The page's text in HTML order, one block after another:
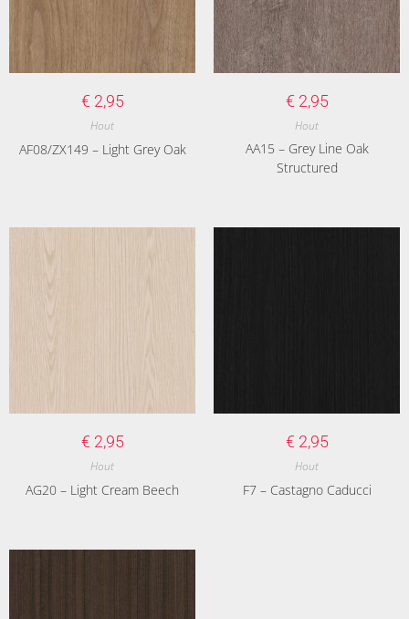
€ 2,95
Hout
AF08/ZX149 – Light Grey Oak
€ 2,95
Hout
AA15 – Grey Line Oak
Structured
€ 2,95
Hout
AG20 – Light Cream Beech
€ 2,95
Hout
F7 – Castagno Caducci